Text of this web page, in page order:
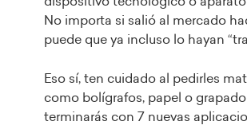
No importa si salió al mercado
puede que ya incluso lo hayan
Eso sí, ten cuidado al pedirles
como bolígrafos, papel o
terminarás con 7 nuevas